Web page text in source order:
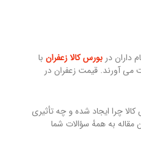
داران در بورس کالا زعفران با
می آورند. قیمت زعفران در
چرا ایجاد شده و چه تأثیری
به همهٔ سؤالات شما